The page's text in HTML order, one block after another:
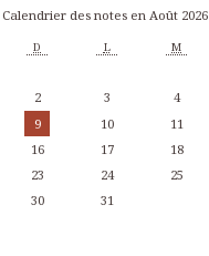
Calendrier des notes en Août 2026
D L M
2
3 4
9
10 11
16
17 18
23
24 25
30
31